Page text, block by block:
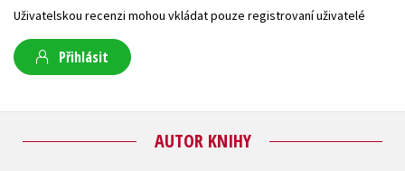
Uživatelskou recenzi mohou vkládat pouze registrovaní uživatelé
Přihlásit
AUTOR KNIHY